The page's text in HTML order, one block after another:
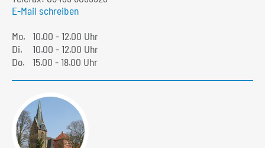
E-Mail schreiben
Mo. 10.00 - 12.00 Uhr
Di.
10.00 - 12.00 Uhr
Do.
15.00 - 18.00 Uhr